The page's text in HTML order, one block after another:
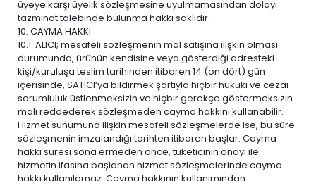
üyeye karşı üyelik sözleşmesine uyulmamasından dolayı
tazminat talebinde bulunma hakkı saklıdır.
10. CAYMA HAKKI
10.1. ALICI; mesafeli sözleşmenin mal satışına ilişkin olması
durumunda, ürünün kendisine veya gösterdiği adresteki
kişi/kuruluşa teslim tarihinden itibaren 14 (on dört) gün
içerisinde, SATICI’ya bildirmek şartıyla hiçbir hukuki ve cezai
sorumluluk üstlenmeksizin ve hiçbir gerekçe göstermeksizin
malı reddederek sözleşmeden cayma hakkını kullanabilir.
Hizmet sunumuna ilişkin mesafeli sözleşmelerde ise, bu süre
sözleşmenin imzalandığı tarihten itibaren başlar. Cayma
hakkı süresi sona ermeden önce, tüketicinin onayı ile
hizmetin ifasına başlanan hizmet sözleşmelerinde cayma